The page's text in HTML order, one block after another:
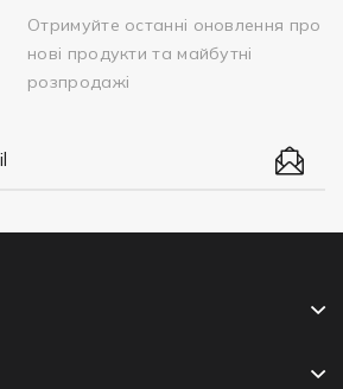
Отримуйте останні оновлення про
нові продукти та майбутні
розпродажі